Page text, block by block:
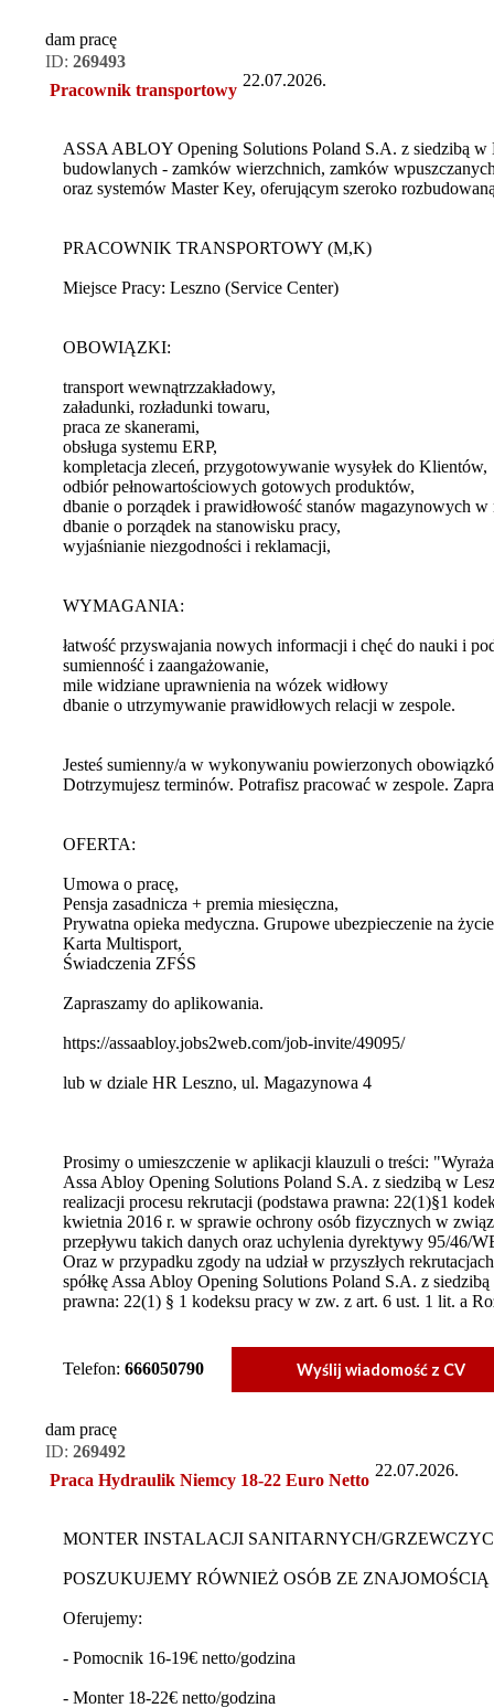
dam pracę
ID: 269493
Pracownik transportowy
22.07.2026.
ASSA ABLOY Opening Solutions Poland S.A. z siedzibą w
budowlanych - zamków wierzchnich, zamków
oraz systemów Master Key, oferującym szeroko
PRACOWNIK TRANSPORTOWY (M,K)
Miejsce Pracy: Leszno (Service Center)
OBOWIĄZKI:
transport wewnątrzzakładowy,
załadunki, rozładunki towaru,
praca ze skanerami,
obsługa systemu ERP,
kompletacja zleceń, przygotowywanie wysyłek do Klientów,
odbiór pełnowartościowych gotowych produktów,
dbanie o porządek i prawidłowość stanów magazynowych
dbanie o porządek na stanowisku pracy,
wyjaśnianie niezgodności i reklamacji,
WYMAGANIA:
łatwość przyswajania nowych informacji i chęć do nauki i
sumienność i zaangażowanie,
mile widziane uprawnienia na wózek widłowy
dbanie o utrzymywanie prawidłowych relacji w zespole.
Jesteś sumienny/a w wykonywaniu powierzonych
Dotrzymujesz terminów. Potrafisz pracować w zespole.
OFERTA:
Umowa o pracę,
Pensja zasadnicza + premia miesięczna,
Prywatna opieka medyczna. Grupowe ubezpieczenie na
Karta Multisport,
Świadczenia ZFŚS
Zapraszamy do aplikowania.
https://assaabloy.jobs2web.com/job-invite/49095/
lub w dziale HR Leszno, ul. Magazynowa 4
Prosimy o umieszczenie w aplikacji klauzuli o treści:
Assa Abloy Opening Solutions Poland S.A. z siedzibą w
realizacji procesu rekrutacji (podstawa prawna: 22(1)§1
kwietnia 2016 r. w sprawie ochrony osób fizycznych w
przepływu takich danych oraz uchylenia dyrektywy 95/46/
Oraz w przypadku zgody na udział w przyszłych
spółkę Assa Abloy Opening Solutions Poland S.A. z
prawna: 22(1) § 1 kodeksu pracy w zw. z art. 6 ust. 1 lit. a
Telefon: 666050790 Wyślij wiadomość z CV
dam pracę
ID: 269492
Praca Hydraulik Niemcy 18-22 Euro Netto
22.07.2026.
MONTER INSTALACJI SANITARNYCH/
POSZUKUJEMY RÓWNIEŻ OSÓB ZE
Oferujemy:
- Pomocnik 16-19€ netto/godzina
- Monter 18-22€ netto/godzina